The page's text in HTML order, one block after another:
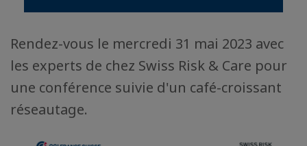
Rendez-vous le mercredi 31 mai 2023 avec
les experts de chez Swiss Risk & Care pour
une conférence suivie d'un café-croissant
réseautage.